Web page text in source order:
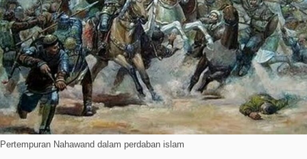
Pertempuran Nahawand dalam perdaban islam